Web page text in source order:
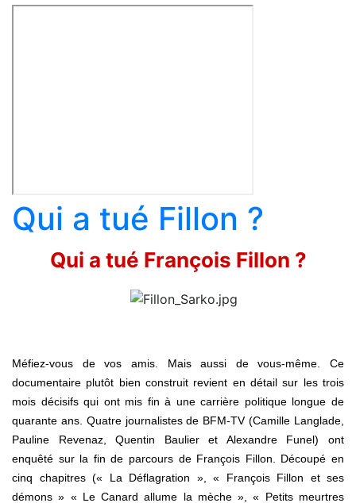
Qui a tué Fillon ?
Qui a tué François Fillon ?
Méfiez-vous de vos amis. Mais aussi de vous-même. Ce
documentaire plutôt bien construit revient en détail sur les trois
mois décisifs qui ont mis fin à une carrière politique longue de
quarante ans. Quatre journalistes de BFM-TV (Camille Langlade,
Pauline Revenaz, Quentin Baulier et Alexandre Funel) ont
enquêté sur la fin de parcours de François Fillon. Découpé en
cinq chapitres (« La Déflagration », « François Fillon et ses
démons » « Le Canard allume la mèche », « Petits meurtres